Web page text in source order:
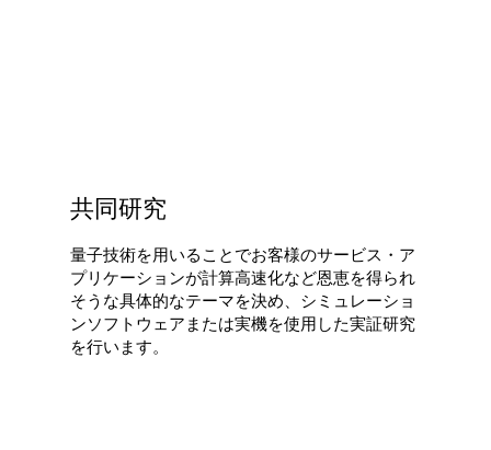
共同研究
量子技術を用いることでお客様のサービス・ア
プリケーションが計算高速化など恩恵を得られ
そうな具体的なテーマを決め、シミュレーショ
ンソフトウェアまたは実機を使用した実証研究
を行います。